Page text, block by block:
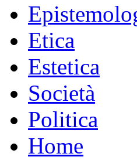
Etica
Estetica
Società
Politica
Home